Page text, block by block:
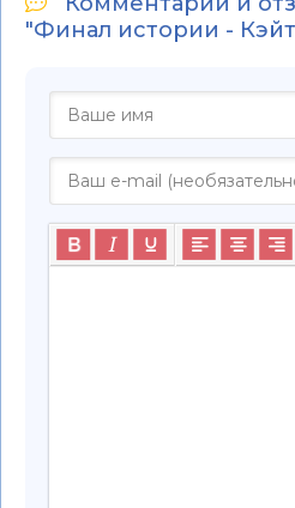
"Финал истории -